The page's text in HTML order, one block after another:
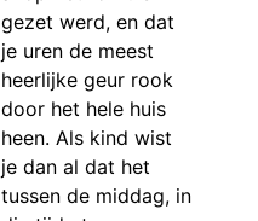
gezet werd, en dat
je uren de meest
heerlijke geur rook
door het hele huis
heen. Als kind wist
je dan al dat het
tussen de middag, in